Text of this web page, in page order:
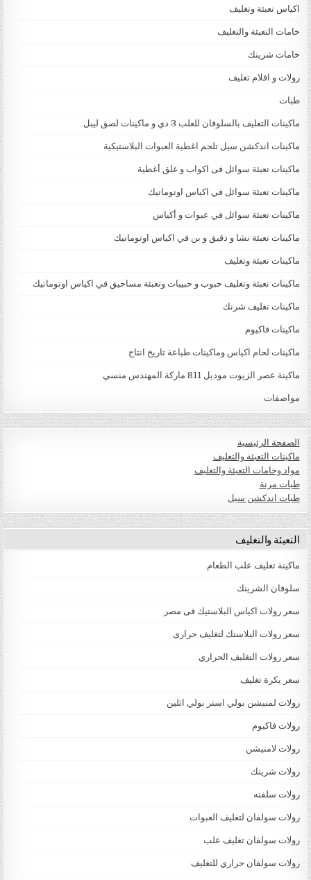
اكياس تعبئة وتغليف
خامات التعبئة والتغليف
خامات شرينك
رولات و افلام تغليف
طبات
ماكينات التغليف بالسلوفان للعلب 3 دي و ماكينات لصق ليبل
ماكينات اندكشن سيل تلحم اغطية العبوات البلاستيكية
ماكينات تعبئة سوائل فى اكواب و غلق أغطية
ماكينات تعبئة سوائل في اكياس اوتوماتيك
ماكينات تعبئة سوائل في عبوات و أكياس
ماكينات تعبئة نشا و دقيق و بن في اكياس اوتوماتيك
ماكينات تعبئة وتغليف
ماكينات تعبئة وتغليف حبوب و حبيبات وتعبئة مساحيق في اكياس اوتوماتيك
ماكينات تغليف شرنك
ماكينات فاكيوم
ماكينات لحام اكياس وماكينات طباعة تاريخ انتاج
ماكينة عصر الزيوت موديل 811 ماركة المهندس منسي
مواصفات
الصفحة الرئيسية
ماكينات التعبئة والتغليف
مواد وخامات التعبئة والتغليف
طبات مرنة
طبات اندكشن سيل
التعبئة والتغليف
ماكينة تغليف علب الطعام
سلوفان الشرينك
سعر رولات اكياس البلاستيك فى مصر
سعر رولات البلاستك لتغليف حرارى
سعر رولات التغليف الحراري
سعر بكرة تغليف
رولات لمنيشن بولي استر بولي اثلين
رولات فاكيوم
رولات لامنيشن
رولات شرينك
رولات سلفنه
رولات سولفان لتغليف العبوات
رولات سولفان تغليف علب
رولات سولفان حراري للتغليف